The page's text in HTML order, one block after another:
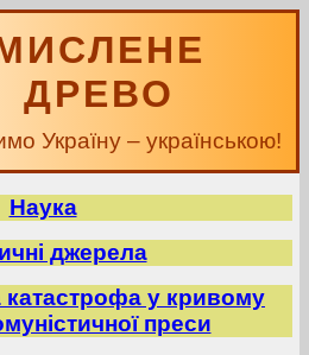
ДРЕВО
Україну – українською!
Наука
джерела
у кривому
преси